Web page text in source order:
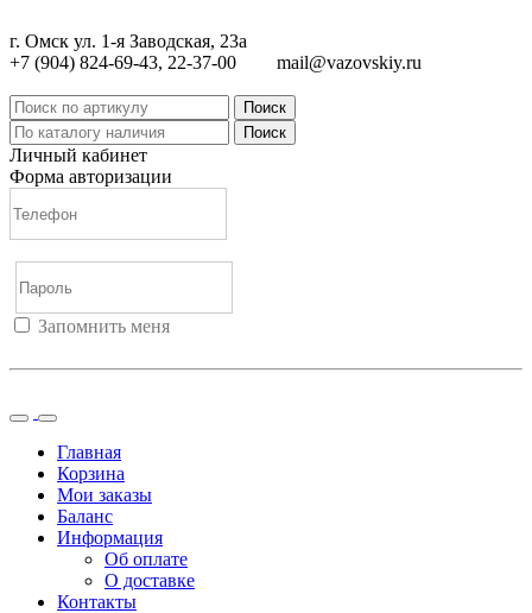
г. Омск ул. 1-я Заводская, 23а
+7 (904) 824-69-43, 22-37-00
mail@vazovskiy.ru
Поиск
Поиск
Личный кабинет
Форма авторизации
Запомнить меня
Главная
Корзина
Мои заказы
Баланс
Информация
Об оплате
О доставке
Контакты